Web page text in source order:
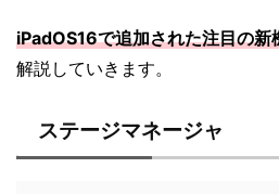
iPadOS16で追加された注目の新
解説していきます。
ステージマネージャ